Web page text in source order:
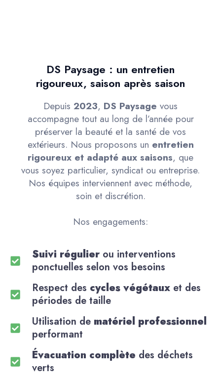
DS Paysage : un entretien
rigoureux, saison après saison
Depuis 2023, DS Paysage vous
accompagne tout au long de l’année pour
préserver la beauté et la santé de vos
extérieurs. Nous proposons un entretien
rigoureux et adapté aux saisons, que
vous soyez particulier, syndicat ou entreprise.
Nos équipes interviennent avec méthode,
soin et discrétion.
Nos engagements:
Suivi régulierou interventions
ponctuelles selon vos besoins
Respect des cycles végétauxet des
périodes de taille
Utilisation de matériel professionnel
performant
Évacuation complète des déchets
verts